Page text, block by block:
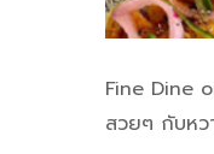
Fine Dine
สวยๆ กับหว